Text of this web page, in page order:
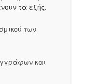
τα εξής:
των
και